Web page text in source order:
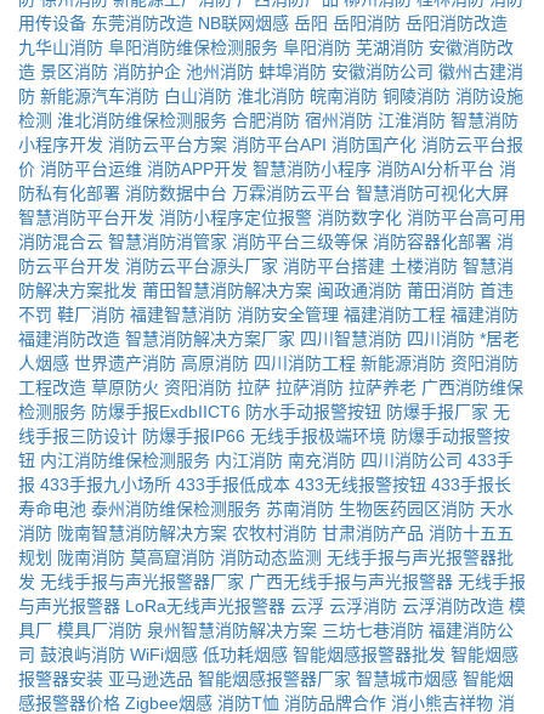
用传设备 东莞消防改造 NB联网烟感 岳阳 岳阳消防 岳阳消防改造
九华山消防 阜阳消防维保检测服务 阜阳消防 芜湖消防 安徽消防改
造 景区消防 消防护企 池州消防 蚌埠消防 安徽消防公司 徽州古建消
防 新能源汽车消防 白山消防 淮北消防 皖南消防 铜陵消防 消防设施
检测 淮北消防维保检测服务 合肥消防 宿州消防 江淮消防 智慧消防
小程序开发 消防云平台方案 消防平台API 消防国产化 消防云平台报
价 消防平台运维 消防APP开发 智慧消防小程序 消防AI分析平台 消
防私有化部署 消防数据中台 万霖消防云平台 智慧消防可视化大屏
智慧消防平台开发 消防小程序定位报警 消防数字化 消防平台高可用
消防混合云 智慧消防消管家 消防平台三级等保 消防容器化部署 消
防云平台开发 消防云平台源头厂家 消防平台搭建 土楼消防 智慧消
防解决方案批发 莆田智慧消防解决方案 闽政通消防 莆田消防 首违
不罚 鞋厂消防 福建智慧消防 消防安全管理 福建消防工程 福建消防
福建消防改造 智慧消防解决方案厂家 四川智慧消防 四川消防 *居老
人烟感 世界遗产消防 高原消防 四川消防工程 新能源消防 资阳消防
工程改造 草原防火 资阳消防 拉萨 拉萨消防 拉萨养老 广西消防维保
检测服务 防爆手报ExdbIICT6 防水手动报警按钮 防爆手报厂家 无
线手报三防设计 防爆手报IP66 无线手报极端环境 防爆手动报警按
钮 内江消防维保检测服务 内江消防 南充消防 四川消防公司 433手
报 433手报九小场所 433手报低成本 433无线报警按钮 433手报长
寿命电池 泰州消防维保检测服务 苏南消防 生物医药园区消防 天水
消防 陇南智慧消防解决方案 农牧村消防 甘肃消防产品 消防十五五
规划
陇南消防 莫高窟消防 消防动态监测 无线手报与声光报警器批
发 无线手报与声光报警器厂家 广西无线手报与声光报警器 无线手报
与声光报警器 LoRa无线声光报警器 云浮 云浮消防 云浮消防改造 模
具厂 模具厂消防 泉州智慧消防解决方案 三坊七巷消防 福建消防公
司 鼓浪屿消防 WiFi烟感 低功耗烟感 智能烟感报警器批发 智能烟感
报警器安装 亚马逊选品 智能烟感报警器厂家 智慧城市烟感 智能烟
感报警器价格 Zigbee烟感 消防T恤 消防品牌合作 消小熊吉祥物 消